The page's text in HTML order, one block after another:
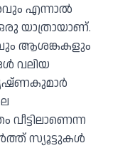
എന്നാൽ
യാത്രായാണ്.
ആശങ്കകളും
വലിയ
സ്യൂട്ടുകൾ